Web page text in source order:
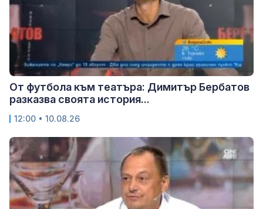
От футбола към театъра: Димитър Бербатов
разказва своята история...
12:00 • 10.08.26